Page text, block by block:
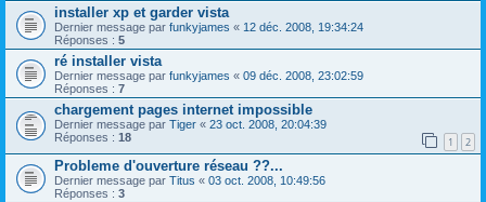
installer xp et garder vista
Dernier message par funkyjames « 12 déc. 2008, 19:34:24
Réponses : 5
ré installer vista
Dernier message par funkyjames « 09 déc. 2008, 23:02:59
Réponses : 7
chargement pages internet impossible
Dernier message par Tiger « 23 oct. 2008, 20:04:39
Réponses : 18 1 2
Probleme d'ouverture réseau ??...
Dernier message par Titus « 03 oct. 2008, 10:49:56
Réponses : 3